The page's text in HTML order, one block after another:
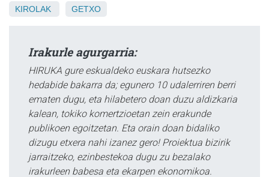
KIROLAK GETXO
Irakurle agurgarria:
HIRUKA gure eskualdeko euskara hutsezko
hedabide bakarra da; egunero 10 udalerriren berri
ematen dugu, eta hilabetero doan duzu aldizkaria
kalean, tokiko komertzioetan zein erakunde
publikoen egoitzetan. Eta orain doan bidaliko
dizugu etxera nahi izanez gero! Proiektua bizirik
jarraitzeko, ezinbestekoa dugu zu bezalako
irakurleen babesa eta ekarpen ekonomikoa.